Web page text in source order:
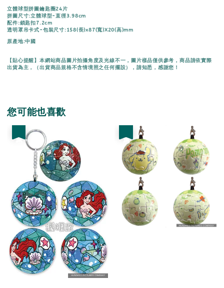
立體球型拼圖鑰匙圈24片
拼圖尺寸:立體球型-直徑3.98cm
配件:鎖匙扣7.2cm
透明罩吊卡式-包裝尺寸:158(長)x87(寬)X20(高)mm
原產地:中國
【貼心提醒】本網站商品圖片拍攝角度及光線不一，圖片樣品僅供參考，商品請依實際
出貨為主，（出貨商品規格不含情境照之任何擺設），請知悉，感謝您！
您可能也喜歡